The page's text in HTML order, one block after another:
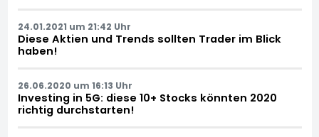
24.01.2021 um 21:42 Uhr
Diese Aktien und Trends sollten Trader im Blick
haben!
26.06.2020 um 16:13 Uhr
Investing in 5G: diese 10+ Stocks könnten 2020
richtig durchstarten!